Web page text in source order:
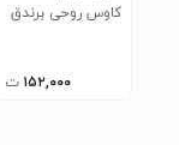
کاوس روحی برندق
۱۵۲,۰۰۰ ت